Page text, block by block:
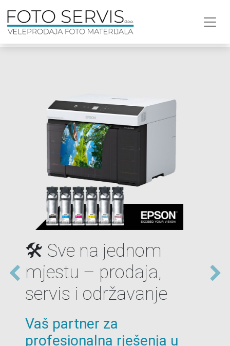
🛒 Web shop pun
mogućnosti –
kvaliteta za svaki
budžet
brendovi, brza isporuka